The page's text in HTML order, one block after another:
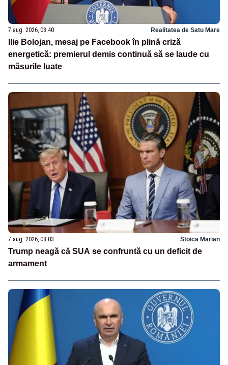
7 aug. 2026, 08:40 Realitatea de Satu Mare
Ilie Bolojan, mesaj pe Facebook în plină criză
energetică: premierul demis continuă să se laude cu
măsurile luate
7 aug. 2026, 08:03 Stoica Marian
Trump neagă că SUA se confruntă cu un deficit de
armament